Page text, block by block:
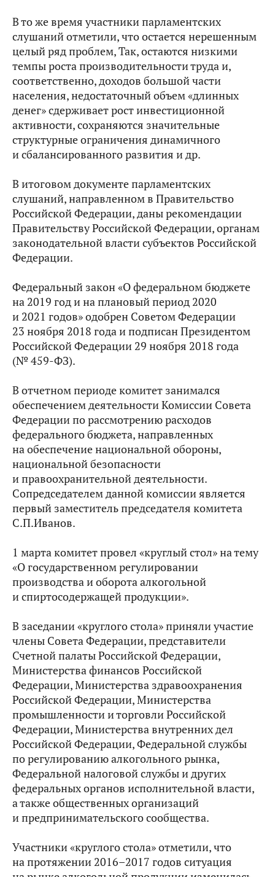
В то же время участники парламентских
слушаний отметили, что остается нерешенным
целый ряд проблем, Так, остаются низкими
темпы роста производительности труда и,
соответственно, доходов большой части
населения, недостаточный объем «длинных
денег» сдерживает рост инвестиционной
активности, сохраняются значительные
структурные ограничения динамичного
и сбалансированного развития и др.
В итоговом документе парламентских
слушаний, направленном в Правительство
Российской Федерации, даны рекомендации
Правительству Российской Федерации, органам
законодательной власти субъектов Российской
Федерации.
Федеральный закон «О федеральном бюджете
на 2019 год и на плановый период 2020
и 2021 годов» одобрен Советом Федерации
23 ноября 2018 года и подписан Президентом
Российской Федерации 29 ноября 2018 года
(№ 459-ФЗ).
В отчетном периоде комитет занимался
обеспечением деятельности Комиссии Совета
Федерации по рассмотрению расходов
федерального бюджета, направленных
на обеспечение национальной обороны,
национальной безопасности
и правоохранительной деятельности.
Сопредседателем данной комиссии является
первый заместитель председателя комитета
С.П.Иванов.
1 марта комитет провел «круглый стол» на тему
«О государственном регулировании
производства и оборота алкогольной
и спиртосодержащей продукции».
В заседании «круглого стола» приняли участие
члены Совета Федерации, представители
Счетной палаты Российской Федерации,
Министерства финансов Российской
Федерации, Министерства здравоохранения
Российской Федерации, Министерства
промышленности и торговли Российской
Федерации, Министерства внутренних дел
Российской Федерации, Федеральной службы
по регулированию алкогольного рынка,
Федеральной налоговой службы и других
федеральных органов исполнительной власти,
а также общественных организаций
и предпринимательского сообщества.
Участники «круглого стола» отметили, что
на протяжении 2016–2017 годов ситуация